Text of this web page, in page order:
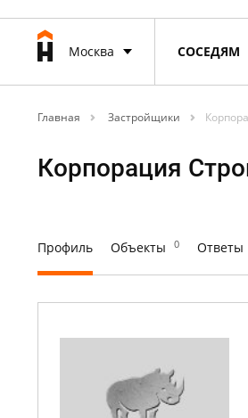
Москва СОСЕДЯМ
Главная Застройщики
Корпорация
Профиль Объекты 0 Ответы